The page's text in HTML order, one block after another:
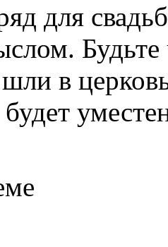
для
Будьте
в